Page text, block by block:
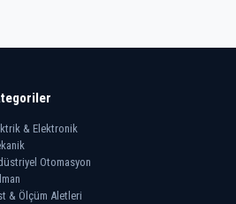
& Elektronik
Otomasyon
& Ölçüm Aletleri